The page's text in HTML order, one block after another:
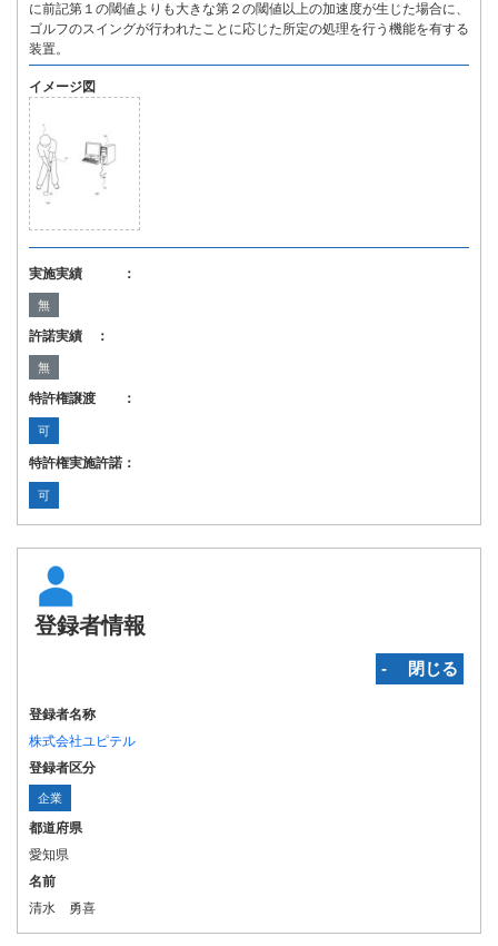
に前記第１の閾値よりも大きな第２の閾値以上の加速度が生じた場合に、
ゴルフのスイングが行われたことに応じた所定の処理を行う機能を有する
装置。
イメージ図
実施実績 ：
無
許諾実績 ：
無
特許権譲渡 ：
可
特許権実施許諾：
可
登録者情報
‐ 閉じる
登録者名称
株式会社ユピテル
登録者区分
企業
都道府県
愛知県
名前
清水 勇喜